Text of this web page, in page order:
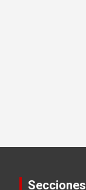
Secciones